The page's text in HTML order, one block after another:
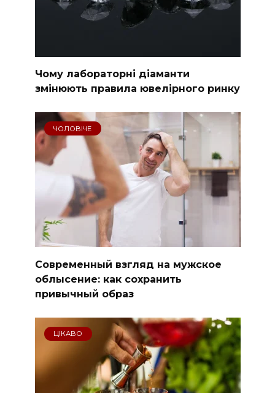
Чому лабораторні діаманти
змінюють правила ювелірного ринку
ЧОЛОВІЧЕ
Современный взгляд на мужское
облысение: как сохранить
привычный образ
ЦІКАВО